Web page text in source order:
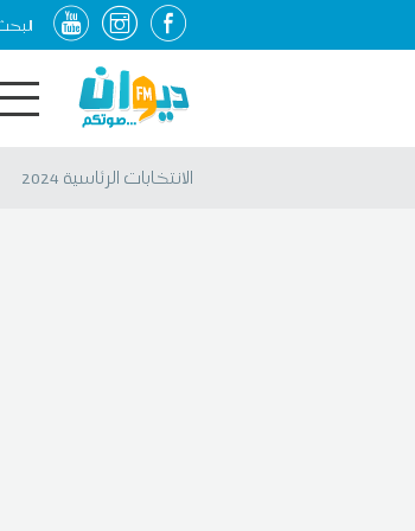
الانتخابات الرئاسية 2024